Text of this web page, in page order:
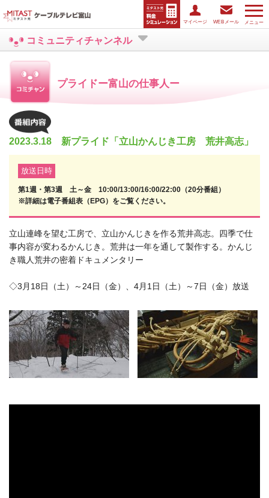
メニュー
マイページ WEBメール
コミュニティチャンネル
プライドー富山の仕事人ー
2023.3.18 新プライド「立山かんじき工房 荒井高志」
放送日時
第1週・第3週 土～金 10:00/13:00/16:00/22:00（20分番組）
※詳細は電子番組表（EPG）をご覧ください。
立山連峰を望む工房で、立山かんじきを作る荒井高志。四季で仕
事内容が変わるかんじき。荒井は一年を通して製作する。かんじ
き職人荒井の密着ドキュメンタリー
◇3月18日（土）～24日（金）、4月1日（土）～7日（金）放送